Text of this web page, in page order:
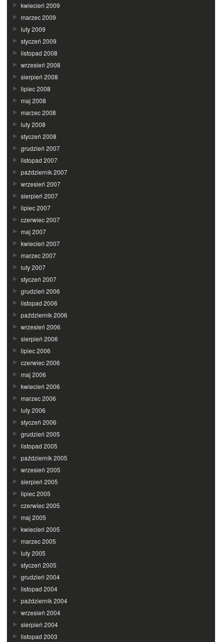
kwiecień 2009
marzec 2009
luty 2009
styczeń 2009
listopad 2008
wrzesień 2008
sierpień 2008
lipiec 2008
maj 2008
marzec 2008
luty 2008
styczeń 2008
grudzień 2007
listopad 2007
październik 2007
wrzesień 2007
sierpień 2007
lipiec 2007
czerwiec 2007
maj 2007
kwiecień 2007
marzec 2007
luty 2007
styczeń 2007
grudzień 2006
listopad 2006
październik 2006
wrzesień 2006
sierpień 2006
lipiec 2006
czerwiec 2006
maj 2006
kwiecień 2006
marzec 2006
luty 2006
styczeń 2006
grudzień 2005
listopad 2005
październik 2005
wrzesień 2005
sierpień 2005
lipiec 2005
czerwiec 2005
maj 2005
kwiecień 2005
marzec 2005
luty 2005
styczeń 2005
grudzień 2004
listopad 2004
październik 2004
wrzesień 2004
sierpień 2004
listopad 2003